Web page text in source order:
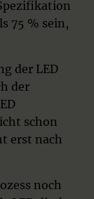
75 % sein,
der LED
der
schon
erst nach
noch